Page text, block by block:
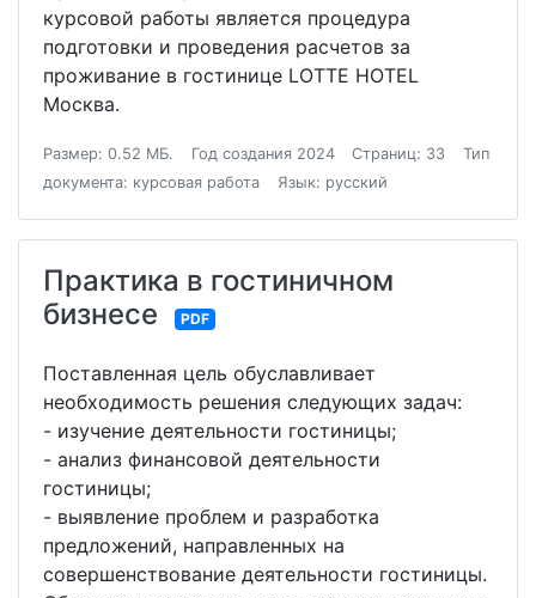
курсовой работы является процедура
подготовки и проведения расчетов за
проживание в гостинице LOTTE HOTEL
Москва.
Размер: 0.52 МБ. Год создания 2024 Страниц: 33
Тип
документа: курсовая работа
Язык: русский
Практика в гостиничном
бизнесе
PDF
Поставленная цель обуславливает
необходимость решения следующих задач:
- изучение деятельности гостиницы;
- анализ финансовой деятельности
гостиницы;
- выявление проблем и разработка
предложений, направленных на
совершенствование деятельности гостиницы.